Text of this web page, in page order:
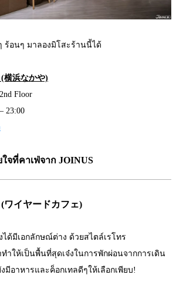
ร้อนๆ มาลองมิโสะร้านนี้ได้
横浜なかや)
Floor
23:00
จที่คาเฟ่จาก JOINUS
ワイヤードカフェ)
ได้มีเอกลักษณ์ต่าง ด้วยสไตล์เรโทร
ำให้เป็นพื้นที่สุดเจ๋งในการพักผ่อนจากการเดิน
มีอาหารและค็อกเทลดีๆให้เลือกเพียบ!